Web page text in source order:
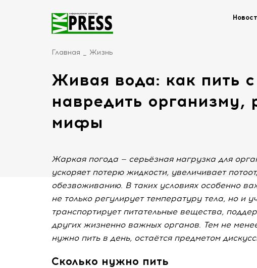
Главная Жизнь
Живая вода: как пить
навредить организму,
мифы
Жаркая погода — серьёзная нагрузка для
ускоряет потерю жидкости, увеличивает
обезвоживанию. В таких условиях особенно
не только регулирует температуру тела, но и
транспортирует питательные вещества,
других жизненно важных органов. Тем не
нужно пить в день, остаётся предметом
Сколько нужно пить